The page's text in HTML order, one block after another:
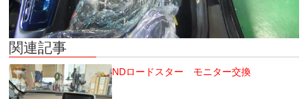
関連記事
NDロードスター モニター交換